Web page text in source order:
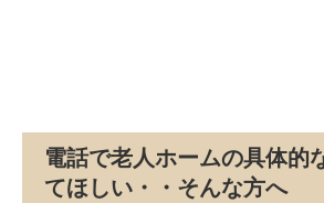
電話で老人ホームの具体的
てほしい・・そんな方へ